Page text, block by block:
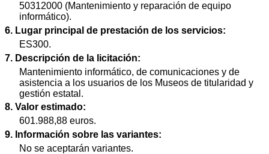
50312000 (Mantenimiento y reparación de equipo
informático).
6. Lugar principal de prestación de los servicios:
ES300.
7. Descripción de la licitación:
Mantenimiento informático, de comunicaciones y de
asistencia a los usuarios de los Museos de titularidad y
gestión estatal.
8. Valor estimado:
601.988,88 euros.
9. Información sobre las variantes:
No se aceptarán variantes.